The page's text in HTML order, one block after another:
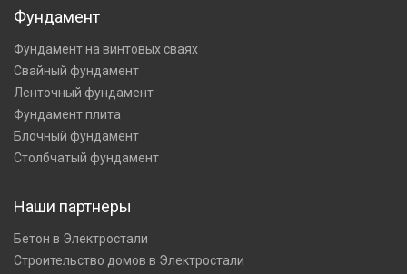
Фундамент
Фундамент на винтовых сваях
Свайный фундамент
Ленточный фундамент
Фундамент плита
Блочный фундамент
Столбчатый фундамент
Наши партнеры
Бетон в Электростали
Строительство домов в Электростали